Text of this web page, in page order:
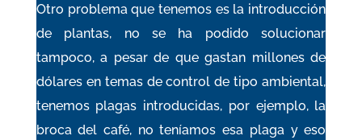
Otro problema que tenemos es la introducción
de plantas, no se ha podido solucionar
tampoco, a pesar de que gastan millones de
dólares en temas de control de tipo ambiental,
tenemos plagas introducidas, por ejemplo, la
broca del café, no teníamos esa plaga y eso